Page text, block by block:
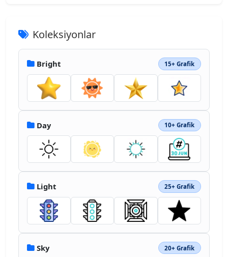
Koleksiyonlar
Bright 15+ Grafik
Day 10+ Grafik
Light 25+ Grafik
Sky 20+ Grafik